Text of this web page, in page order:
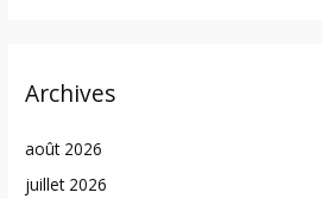
Archives
août 2026
juillet 2026